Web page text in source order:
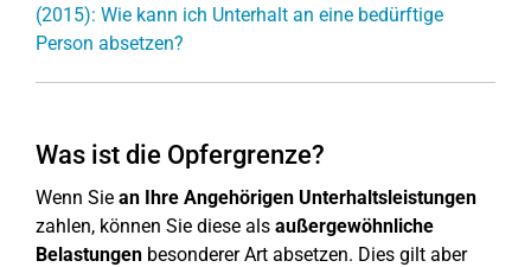
(2015): Wie kann ich Unterhalt an eine bedürftige
Person absetzen?
Was ist die Opfergrenze?
Wenn Sie an Ihre Angehörigen Unterhaltsleistungen
zahlen, können Sie diese als außergewöhnliche
Belastungen besonderer Art absetzen. Dies gilt aber